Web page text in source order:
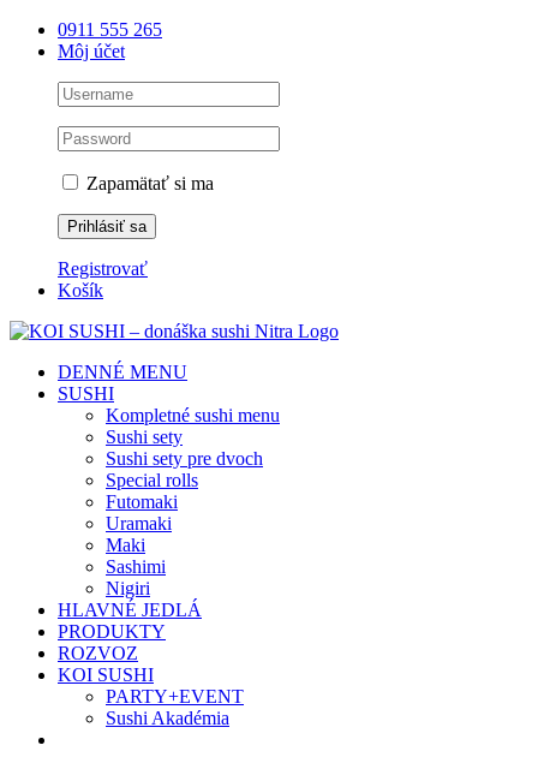
Skip
0911 555 265
Môj účet
Zapamätať si ma
Registrovať
Košík
DENNÉ MENU
SUSHI
Kompletné sushi menu
Sushi sety
Sushi sety pre dvoch
Special rolls
Futomaki
Uramaki
Maki
Sashimi
Nigiri
HLAVNÉ JEDLÁ
PRODUKTY
ROZVOZ
KOI SUSHI
PARTY+EVENT
Sushi Akadémia